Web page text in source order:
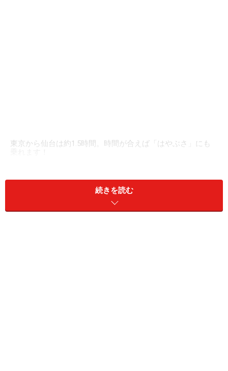
東京から仙台は約1.5時間。時間が合えば「はやぶさ」にも
仙台までは、東京からなら新幹線で約1.5時間ですし、駅
からも送迎バスがあるので子連れにとても行きやすい温
続きを読む